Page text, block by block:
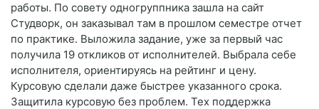
работы. По совету одногруппника зашла на сайт
Студворк, он заказывал там в прошлом семестре отчет
по практике. Выложила задание, уже за первый час
получила 19 откликов от исполнителей. Выбрала себе
исполнителя, ориентируясь на рейтинг и цену.
Курсовую сделали даже быстрее указанного срока.
Защитила курсовую без проблем. Тех поддержка